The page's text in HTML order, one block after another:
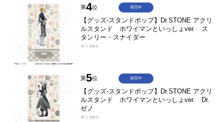
第4位
【グッズ-スタンドポップ】Dr.STONE アクリ
ルスタンド ホワイマンといっしょver. ス
タンリー・スナイダー
￥1,980
発売中
第5位
【グッズ-スタンドポップ】Dr.STONE アクリ
ルスタンド ホワイマンといっしょver. Dr.
ゼノ
￥1,980
発売中